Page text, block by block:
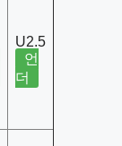
U2.5
언
더